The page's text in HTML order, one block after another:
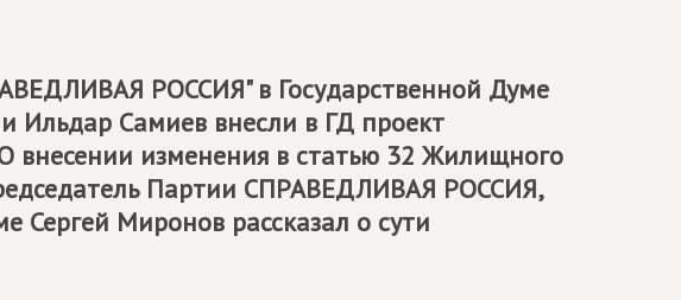
РОССИЯ" в Государственной Думе
Ильдар Самиев внесли в ГД проект
внесении изменения в статью 32 Жилищного
Партии СПРАВЕДЛИВАЯ РОССИЯ,
Сергей Миронов рассказал о сути